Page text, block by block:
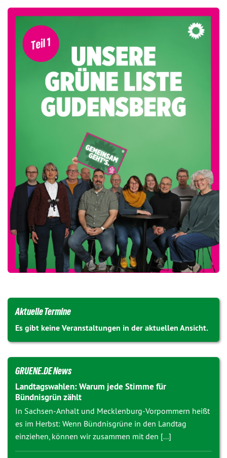
Aktuelle Termine
Es gibt keine Veranstaltungen in der aktuellen Ansicht.
GRUENE.DE News
Landtagswahlen: Warum jede Stimme für
Bündnisgrün zählt
In Sachsen-Anhalt und Mecklenburg-Vorpommern heißt
es im Herbst: Wenn Bündnisgrüne in den Landtag
einziehen, können wir zusammen mit den [...]